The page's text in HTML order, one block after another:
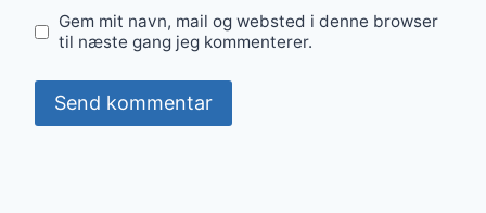
Gem mit navn, mail og websted i denne browser
til næste gang jeg kommenterer.